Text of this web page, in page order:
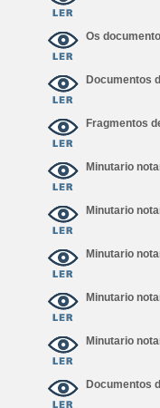
Os
Documentos
Fragmentos
Minutario
Minutario
Minutario
Minutario
Minutario
Documentos